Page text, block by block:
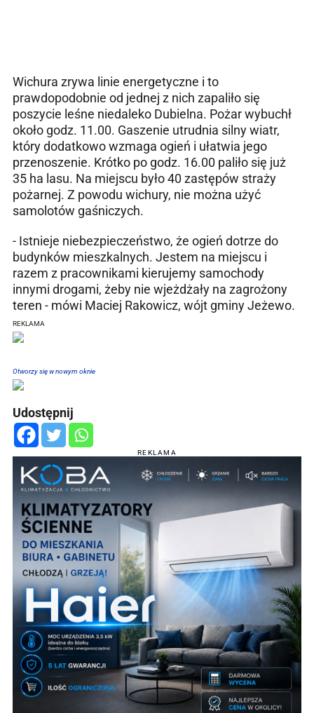
Wichura zrywa linie energetyczne i to
prawdopodobnie od jednej z nich zapaliło się
poszycie leśne niedaleko Dubielna. Pożar wybuchł
około godz. 11.00. Gaszenie utrudnia silny wiatr,
który dodatkowo wzmaga ogień i ułatwia jego
przenoszenie. Krótko po godz. 16.00 paliło się już
35 ha lasu. Na miejscu było 40 zastępów straży
pożarnej. Z powodu wichury, nie można użyć
samolotów gaśniczych.
- Istnieje niebezpieczeństwo, że ogień dotrze do
budynków mieszkalnych. Jestem na miejscu i
razem z pracownikami kierujemy samochody
innymi drogami, żeby nie wjeżdżały na zagrożony
teren - mówi Maciej Rakowicz, wójt gminy Jeżewo.
REKLAMA
Otworzy się w nowym oknie
Udostępnij
REKLAMA